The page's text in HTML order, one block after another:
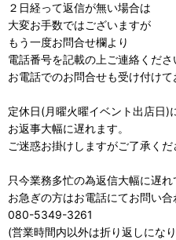
２日経って返信が無い場合は
大変お手数ではございますが
もう一度お問合せ欄より
電話番号を記載の上ご連絡くださ
お電話でのお問合せも受け付けて
定休日(月曜火曜イベント出店日)
お返事大幅に遅れます。
ご迷惑お掛けしますがご了承くだ
只今業務多忙の為返信大幅に遅れ
お急ぎの方はお電話にてお問い合
080-5349-3261
(営業時間内以外は折り返しにな